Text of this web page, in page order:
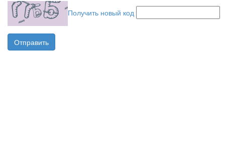
Получить новый код
Отправить